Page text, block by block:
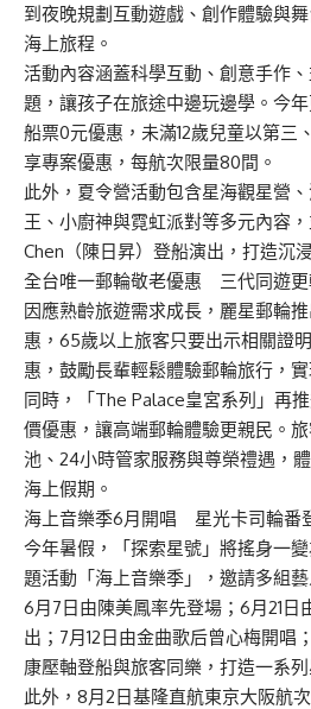
到夜晚規劃互動遊戲、創作體驗與
海上旅程。
活動內容涵蓋科學互動、創意手作
題，讓孩子在旅途中邊玩邊學。今
船票0元優惠，未滿12歲兒童以第三
享專案優惠，每航次限量80間。
此外，夏令營活動包含星海觀星營
王、小廚神與霓虹派對等多元內容
Chen（陳日昇）登船演出，打造沉
全台唯一郵輪敬老優惠 三代同遊
因應熟齡旅遊需求成長，麗星郵輪
惠，65歲以上旅客只要出示相關證
惠，鼓勵長輩輕鬆體驗郵輪旅行，實
同時，「The Palace皇宮系列」再
價優惠，讓高端郵輪體驗更親民。
池、24小時管家服務與尊榮禮遇，
海上假期。
海上音樂季6月開唱 星光卡司輪番
今年暑假，「探索星號」將搖身一
題活動「海上音樂季」，邀請多組藝
6月7日由陳美鳳率先登場；6月21日
出；7月12日由金曲歌后曾心梅開唱
康壓軸登船與旅客同樂，打造一系
此外，8月2日基隆直航東京大阪航